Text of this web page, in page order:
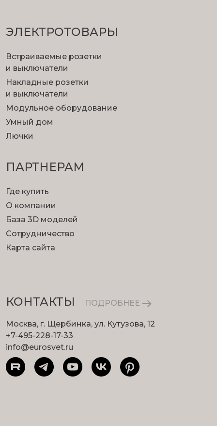
ЭЛЕКТРОТОВАРЫ
Встраиваемые розетки
и выключатели
Накладные розетки
и выключатели
Модульное оборудование
Умный дом
Лючки
ПАРТНЕРАМ
Где купить
О компании
База 3D моделей
Сотрудничество
Карта сайта
КОНТАКТЫ ПОДРОБНЕЕ
Москва, г. Щербинка, ул. Кутузова, 12
+7-495-228-17-33
info@eurosvet.ru